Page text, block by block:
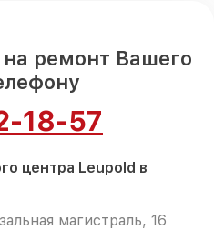
на ремонт Вашего
18-57
центра Leupold в
магистраль, 16